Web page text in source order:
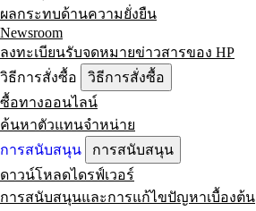
ผลกระทบด้านความยั่งยืน
Newsroom
ลงทะเบียนรับจดหมายข่าวสารของ HP
วิธีการสั่งซื้อ
วิธีการสั่งซื้อ
ซื้อทางออนไลน์
ค้นหาตัวแทนจำหน่าย
การสนับสนุน
การสนับสนุน
ดาวน์โหลดไดรฟ์เวอร์
การสนับสนุนและการแก้ไขปัญหาเบื้องต้น